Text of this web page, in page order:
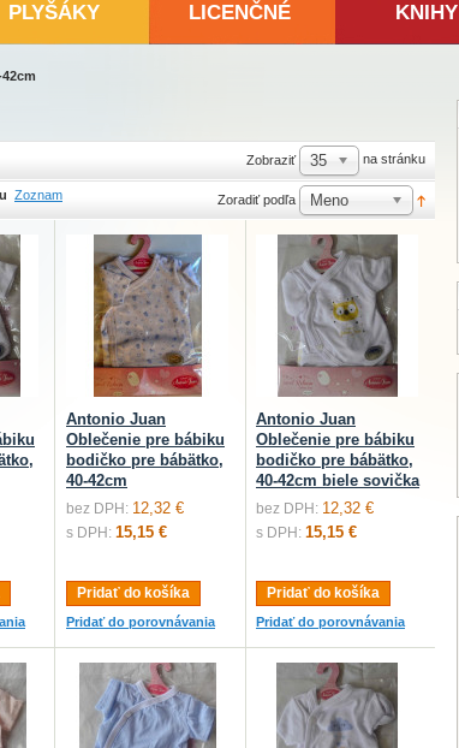
PLYŠÁKY LICENČNÉ KNIHY
42cm
Zobraziť 35 na stránku
Zoznam Zoradiť podľa Meno
Antonio Juan
Oblečenie pre bábiku
bodičko pre bábätko,
40-42cm
bez DPH: 12,32 €
s DPH: 15,15 €
Pridať do košíka
Pridať do porovnávania
Antonio Juan
Oblečenie pre bábiku
bodičko pre bábätko,
40-42cm biele sovička
bez DPH: 12,32 €
s DPH: 15,15 €
Pridať do košíka
Pridať do porovnávania